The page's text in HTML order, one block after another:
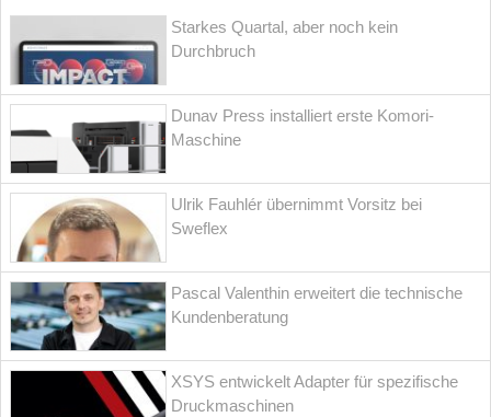
Starkes Quartal, aber noch kein
Durchbruch
Dunav Press installiert erste Komori-
Maschine
Ulrik Fauhlér übernimmt Vorsitz bei
Sweflex
Pascal Valenthin erweitert die technische
Kundenberatung
XSYS entwickelt Adapter für spezifische
Druckmaschinen